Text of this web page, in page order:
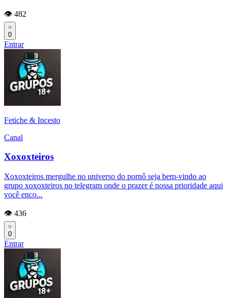
👁️ 482
0
Entrar
Fetiche & Incesto
Canal
Xoxoxteiros
Xoxoxteiros mergulhe no universo do pornô seja bem-vindo ao
grupo xoxoxteiros no telegram onde o prazer é nossa prioridade aqui
você enco...
👁️ 436
0
Entrar